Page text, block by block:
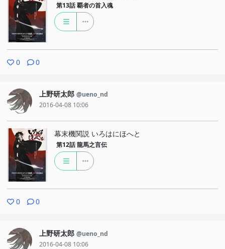
第13話 覇者の首入魂
0 0
上野研太郎 @ueno_nd
2016-04-08 10:06
幕末機関説 いろはにほへと
第12話 龍馬之言伝
0 0
上野研太郎 @ueno_nd
2016-04-08 10:06